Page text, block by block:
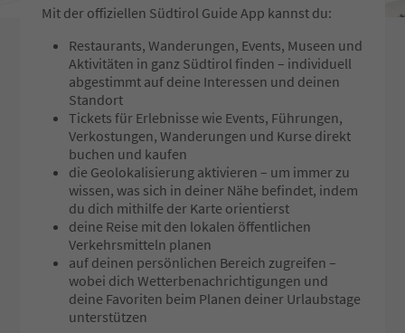
Mit der offiziellen Südtirol Guide App kannst du:
Restaurants, Wanderungen, Events, Museen und
Aktivitäten in ganz Südtirol finden – individuell
abgestimmt auf deine Interessen und deinen
Standort
Tickets für Erlebnisse wie Events, Führungen,
Verkostungen, Wanderungen und Kurse direkt
buchen und kaufen
die Geolokalisierung aktivieren – um immer zu
wissen, was sich in deiner Nähe befindet, indem
du dich mithilfe der Karte orientierst
deine Reise mit den lokalen öffentlichen
Verkehrsmitteln planen
auf deinen persönlichen Bereich zugreifen –
wobei dich Wetterbenachrichtigungen und
deine Favoriten beim Planen deiner Urlaubstage
unterstützen